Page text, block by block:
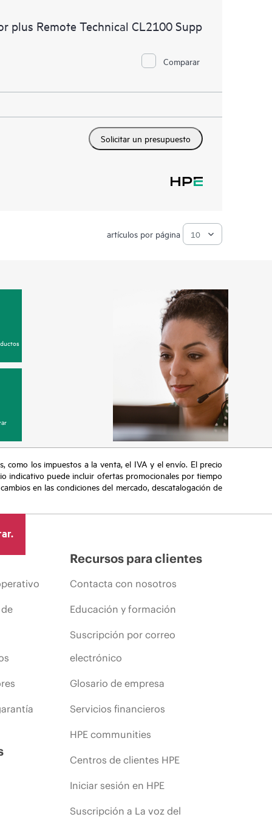
plus Remote Technical CL2100 Supp
Comparar
Solicitar un presupuesto
artículos por página
los impuestos a la venta, el IVA y el envío. El precio
indicativo puede incluir ofertas promocionales por tiempo
en las condiciones del mercado, descatalogación de
Recursos para clientes
Contacta con nosotros
Educación y formación
Suscripción por correo
electrónico
Glosario de empresa
Servicios financieros
HPE communities
Centros de clientes HPE
Iniciar sesión en HPE
Suscripción a La voz del